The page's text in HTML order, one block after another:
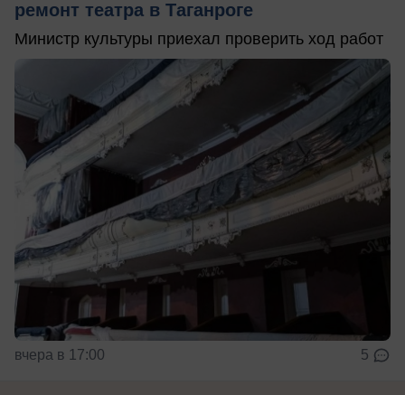
ремонт театра в Таганроге
Министр культуры приехал проверить ход работ
вчера в 17:00 5